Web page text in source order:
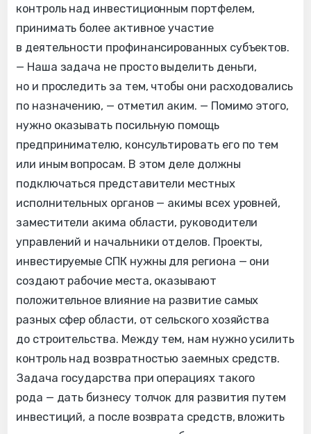
контроль над инвестиционным портфелем,
принимать более активное участие
в деятельности профинансированных субъектов.
— Наша задача не просто выделить деньги,
но и проследить за тем, чтобы они расходовались
по назначению, — отметил аким. — Помимо этого,
нужно оказывать посильную помощь
предпринимателю, консультировать его по тем
или иным вопросам. В этом деле должны
подключаться представители местных
исполнительных органов — акимы всех уровней,
заместители акима области, руководители
управлений и начальники отделов. Проекты,
инвестируемые СПК нужны для региона — они
создают рабочие места, оказывают
положительное влияние на развитие самых
разных сфер области, от сельского хозяйства
до строительства. Между тем, нам нужно усилить
контроль над возвратностью заемных средств.
Задача государства при операциях такого
рода — дать бизнесу толчок для развития путем
инвестиций, а после возврата средств, вложить